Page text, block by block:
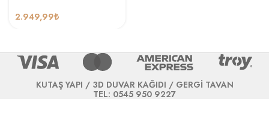
2.949,99₺
KUTAŞ YAPI / 3D DUVAR KAĞIDI / GERGİ TAVAN
TEL: 0545 950 9227